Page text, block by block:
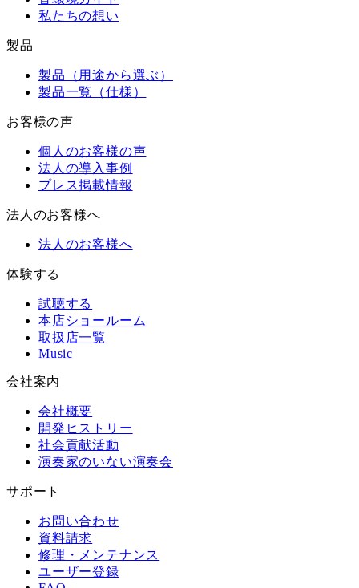
私たちの想い
製品
製品（用途から選ぶ）
製品一覧（仕様）
お客様の声
個人のお客様の声
法人の導入事例
プレス掲載情報
法人のお客様へ
法人のお客様へ
体験する
試聴する
本店ショールーム
取扱店一覧
Music
会社案内
会社概要
開発ヒストリー
社会貢献活動
演奏家のいない演奏会
サポート
お問い合わせ
資料請求
修理・メンテナンス
ユーザー登録